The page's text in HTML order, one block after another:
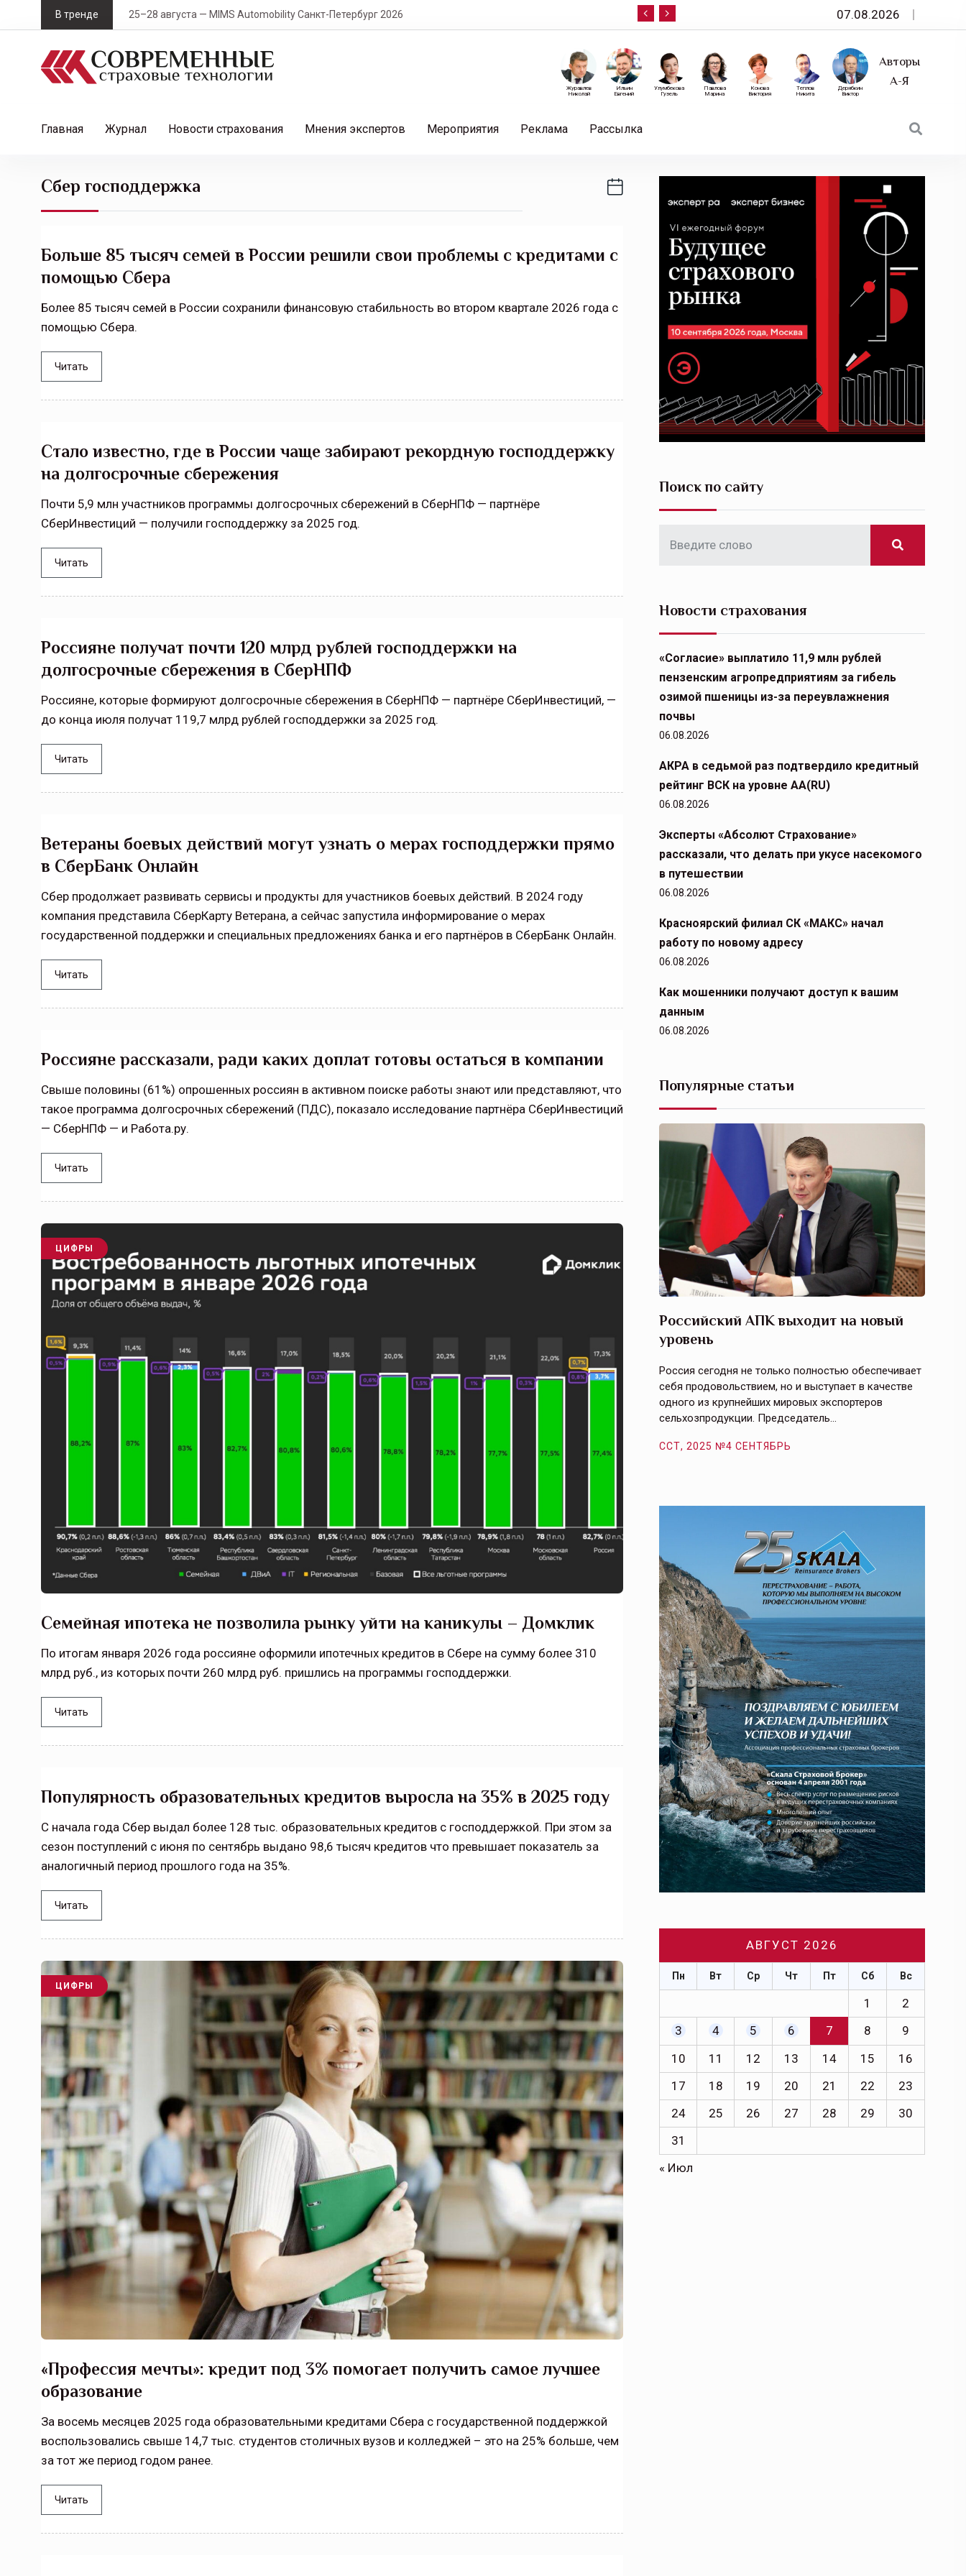
k
В тренде 25–28 августа — MIMS Automobility Санкт-Петербург 2026 10 сентября — «Эксперт РА» приглашает на
07.08.2026
Авторы
А-Я
Дерябкин
Виктор
Теплов
Никита
Конова
Виктория
Павлова
Марина
Улумбекова
Гузель
Ильин
Евгений
Журавлев
Николай
Главная Журнал Новости страхования Мнения экспертов Мероприятия Реклама Рассылка
Сбер господдержка
Больше 85 тысяч семей в России решили свои проблемы с кредитами с
помощью Сбера
Более 85 тысяч семей в России сохранили финансовую стабильность во втором квартале 2026 года с
помощью Сбера.
Читать
Стало известно, где в России чаще забирают рекордную господдержку
на долгосрочные сбережения
Почти 5,9 млн участников программы долгосрочных сбережений в СберНПФ — партнёре
СберИнвестиций — получили господдержку за 2025 год.
Читать
Россияне получат почти 120 млрд рублей господдержки на
долгосрочные сбережения в СберНПФ
Россияне, которые формируют долгосрочные сбережения в СберНПФ — партнёре СберИнвестиций, —
до конца июля получат 119,7 млрд рублей господдержки за 2025 год.
Читать
Ветераны боевых действий могут узнать о мерах господдержки прямо
в СберБанк Онлайн
Сбер продолжает развивать сервисы и продукты для участников боевых действий. В 2024 году
компания представила СберКарту Ветерана, а сейчас запустила информирование о мерах
государственной поддержки и специальных предложениях банка и его партнёров в СберБанк Онлайн.
Читать
Россияне рассказали, ради каких доплат готовы остаться в компании
Свыше половины (61%) опрошенных россиян в активном поиске работы знают или представляют, что
такое программа долгосрочных сбережений (ПДС), показало исследование партнёра СберИнвестиций
— СберНПФ — и Работа.ру.
Читать
ЦИФРЫ
Семейная ипотека не позволила рынку уйти на каникулы – Домклик
По итогам января 2026 года россияне оформили ипотечных кредитов в Сбере на сумму более 310
млрд руб., из которых почти 260 млрд руб. пришлись на программы господдержки.
Читать
Популярность образовательных кредитов выросла на 35% в 2025 году
С начала года Сбер выдал более 128 тыс. образовательных кредитов с господдержкой. При этом за
сезон поступлений с июня по сентябрь выдано 98,6 тысяч кредитов что превышает показатель за
аналогичный период прошлого года на 35%.
Читать
ЦИФРЫ
«Профессия мечты»: кредит под 3% помогает получить самое лучшее
образование
За восемь месяцев 2025 года образовательными кредитами Сбера с государственной поддержкой
воспользовались свыше 14,7 тыс. студентов столичных вузов и колледжей – это на 25% больше, чем
за тот же период годом ранее.
Читать
Поиск по сайту
Новости страхования
«Согласие» выплатило 11,9 млн рублей
пензенским агропредприятиям за гибель
озимой пшеницы из-за переувлажнения
почвы
06.08.2026
АКРА в седьмой раз подтвердило кредитный
рейтинг ВСК на уровне АА(RU)
06.08.2026
Эксперты «Абсолют Страхование»
рассказали, что делать при укусе насекомого
в путешествии
06.08.2026
Красноярский филиал СК «МАКС» начал
работу по новому адресу
06.08.2026
Как мошенники получают доступ к вашим
данным
06.08.2026
Популярные статьи
Тамбовская область — не только
сельскохозяйственный регион с историческими
традициями выращивания агрокультур, но и зона
ССТ, 2025 №4 СЕНТЯБРЬ
Нормативно-правовое регулирование страхового
рынка в России является одним из наиболее
прогрессивных в мире, однако в отдельных
Российский АПК выходит на новый
уровень
Россия сегодня не только полностью обеспечивает
себя продовольствием, но и выступает в качестве
одного из крупнейших мировых экспортеров
сельхозпродукции. Председатель…
ССТ, 2025 №4 СЕНТЯБРЬ
АВГУСТ 2026
Пн Вт Ср Чт Пт Сб Вс
1
2
3
4 5 6 7 8
9
10
11 12 13 14 15
16
17
18 19 20 21 22
23
24
25 26 27 28 29
30
31
« Июл